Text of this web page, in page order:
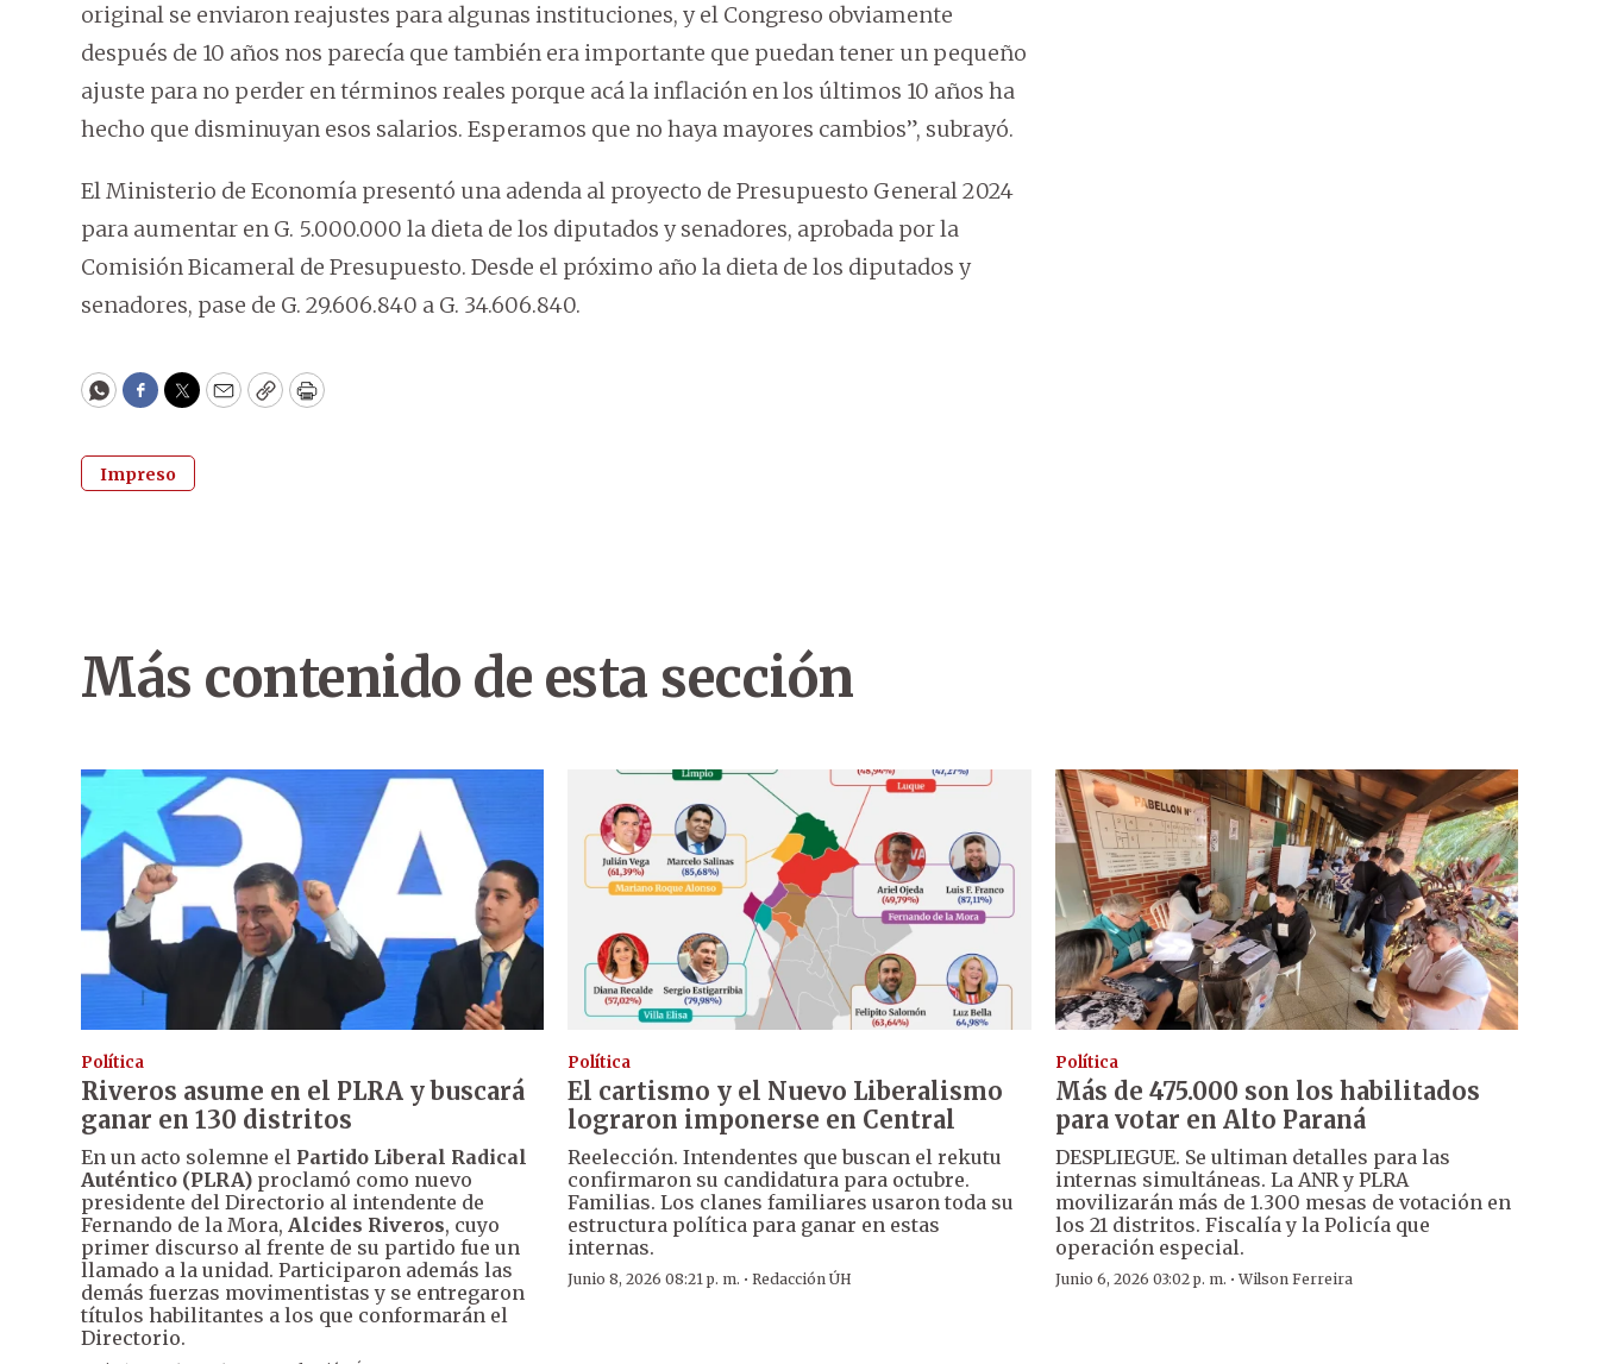
original se enviaron reajustes para algunas instituciones, y el Congreso obviamente
después de 10 años nos parecía que también era importante que puedan tener un pequeño
ajuste para no perder en términos reales porque acá la inflación en los últimos 10 años ha
hecho que disminuyan esos salarios. Esperamos que no haya mayores cambios”, subrayó.
El Ministerio de Economía presentó una adenda al proyecto de Presupuesto General 2024
para aumentar en G. 5.000.000 la dieta de los diputados y senadores, aprobada por la
Comisión Bicameral de Presupuesto. Desde el próximo año la dieta de los diputados y
senadores, pase de G. 29.606.840 a G. 34.606.840.
WhatsApp
Facebook
Twitter
EmailCopyPrint
Impreso
Más contenido de esta sección
Política
Riveros asume en el PLRA y buscará
ganar en 130 distritos
En un acto solemne el Partido Liberal Radical
Auténtico (PLRA) proclamó como nuevo
presidente del Directorio al intendente de
Fernando de la Mora, Alcides Riveros, cuyo
primer discurso al frente de su partido fue un
llamado a la unidad. Participaron además las
demás fuerzas movimentistas y se entregaron
títulos habilitantes a los que conformarán el
Directorio.
Política
El cartismo y el Nuevo Liberalismo
lograron imponerse en Central
Reelección. Intendentes que buscan el rekutu
confirmaron su candidatura para octubre.
Familias. Los clanes familiares usaron toda su
estructura política para ganar en estas
internas.
Junio 8, 2026 08:21 p. m. ·Redacción ÚH
Política
Más de 475.000 son los habilitados
para votar en Alto Paraná
DESPLIEGUE. Se ultiman detalles para las
internas simultáneas. La ANR y PLRA
movilizarán más de 1.300 mesas de votación en
los 21 distritos. Fiscalía y la Policía que
operación especial.
Junio 6, 2026 03:02 p. m. ·Wilson Ferreira